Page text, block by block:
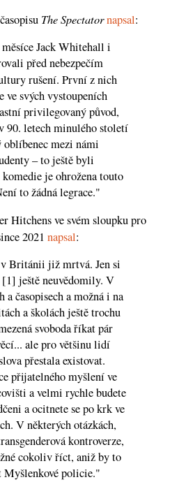
The Spectatornapsal:
Jack Whitehall i
před nebezpečím
rušení. První z nich
ve svých vystoupeních
privilegovaný původ,
90. letech minulého století
mezi námi
– to ještě byli
je ohrožena touto
to žádná legrace."
Hitchens ve svém sloupku pro
2021 napsal:
v Británii již mrtvá. Jen si
ještě neuvědomily. V
a časopisech a možná i na
a školách ještě trochu
svoboda říkat pár
ale pro většinu lidí
přestala existovat.
přijatelného myšlení ve
a velmi rychle budete
a ocitnete se po krk ve
V některých otázkách,
kontroverze,
cokoliv říct, aniž by to
policie."